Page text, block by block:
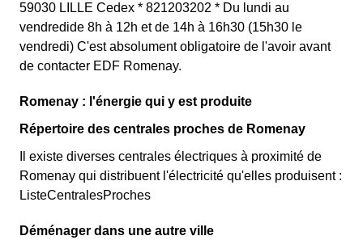
59030 LILLE Cedex * 821203202 * Du lundi au
vendredide 8h à 12h et de 14h à 16h30 (15h30 le
vendredi) C'est absolument obligatoire de l'avoir avant
de contacter EDF Romenay.
Romenay : l'énergie qui y est produite
Répertoire des centrales proches de Romenay
Il existe diverses centrales électriques à proximité de
Romenay qui distribuent l'électricité qu'elles produisent :
ListeCentralesProches
Déménager dans une autre ville